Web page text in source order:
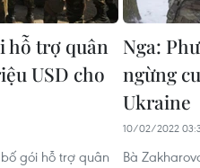
hỗ trợ quân
USD cho
gói hỗ trợ quân
Nga:
ngừng
Ukraine
10/02/2022
Bà